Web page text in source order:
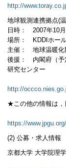
http://
地球観測連携拠点(
日時： 2007年10
場所： KDDIホー
主催： 地球温暖化
後援： 内閣府（予
研究センター
http://
★この他の情報は，
https://
(2) 公募・求人情報
京都大学 大学院理